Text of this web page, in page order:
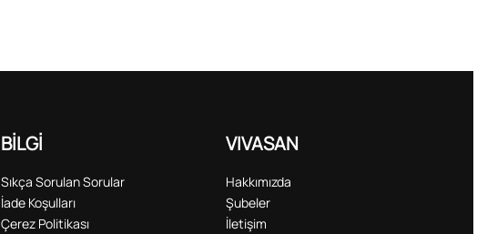
BİLGİ
Sıkça Sorulan Sorular
İade Koşulları
Çerez Politikası
VIVASAN
Hakkımızda
Şubeler
İletişim